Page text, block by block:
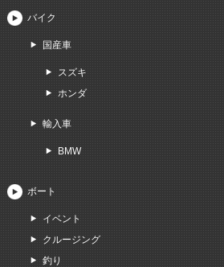
バイク
国産車
スズキ
ホンダ
輸入車
BMW
ボート
イベント
クルージング
釣り